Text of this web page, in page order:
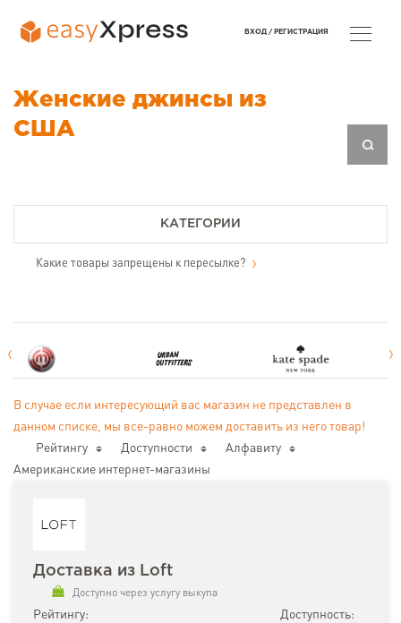
Женские джинсы из
США
КАТЕГОРИИ
Какие товары запрещены к пересылке?
В случае если интересующий вас магазин не представлен в
данном списке, мы все-равно можем доставить из него товар!
Рейтингу
Доступности
Алфавиту
Американские интернет-магазины
Доставка из Loft
Доступно через услугу выкупа
Рейтингу: Доступность:
ВХОД / РЕГИСТРАЦИЯ